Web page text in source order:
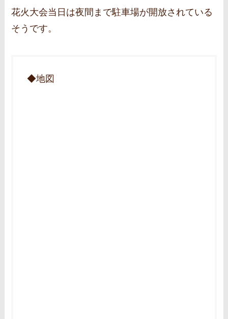
花火大会当日は夜間まで駐車場が開放されている
そうです。
◆地図